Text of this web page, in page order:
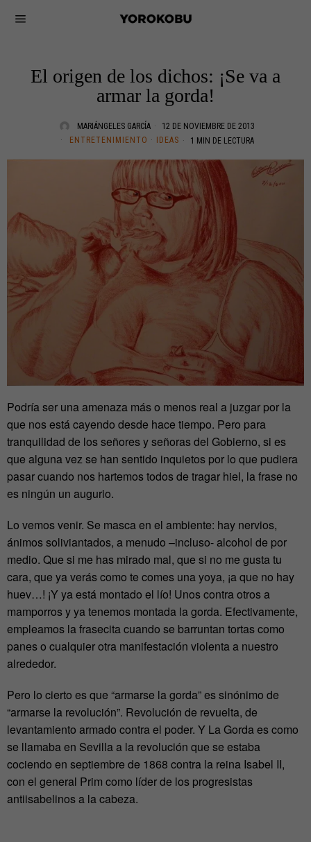
El origen de los dichos: ¡Se va a
armar la gorda!
MARIÁNGELES GARCÍA
12 DE NOVIEMBRE DE 2013
ENTRETENIMIENTO · IDEAS 1 MIN DE LECTURA
Podría ser una amenaza más o menos real a juzgar por la
que nos está cayendo desde hace tiempo. Pero para
tranquilidad de los señores y señoras del Gobierno, si es
que alguna vez se han sentido inquietos por lo que pudiera
pasar cuando nos hartemos todos de tragar hiel, la frase no
es ningún un augurio.
Lo vemos venir. Se masca en el ambiente: hay nervios,
ánimos soliviantados, a menudo –incluso- alcohol de por
medio. Que si me has mirado mal, que si no me gusta tu
cara, que ya verás como te comes una yoya, ¡a que no hay
huev…! ¡Y ya está montado el lío! Unos contra otros a
mamporros y ya tenemos montada la gorda. Efectivamente,
empleamos la frasecita cuando se barruntan tortas como
panes o cualquier otra manifestación violenta a nuestro
alrededor.
Pero lo cierto es que “armarse la gorda” es sinónimo de
“armarse la revolución”. Revolución de revuelta, de
levantamiento armado contra el poder. Y La Gorda es como
se llamaba en Sevilla a la revolución que se estaba
cociendo en septiembre de 1868 contra la reina Isabel II,
con el general Prim como líder de los progresistas
antiisabelinos a la cabeza.